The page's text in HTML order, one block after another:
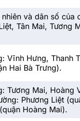
và dân số
Tân Mai, Tương
Vĩnh Hưng, Thanh
Hai Bà Trưng).
Tương Mai, Hoàng
Phương Liệt
Hoàng Mai).